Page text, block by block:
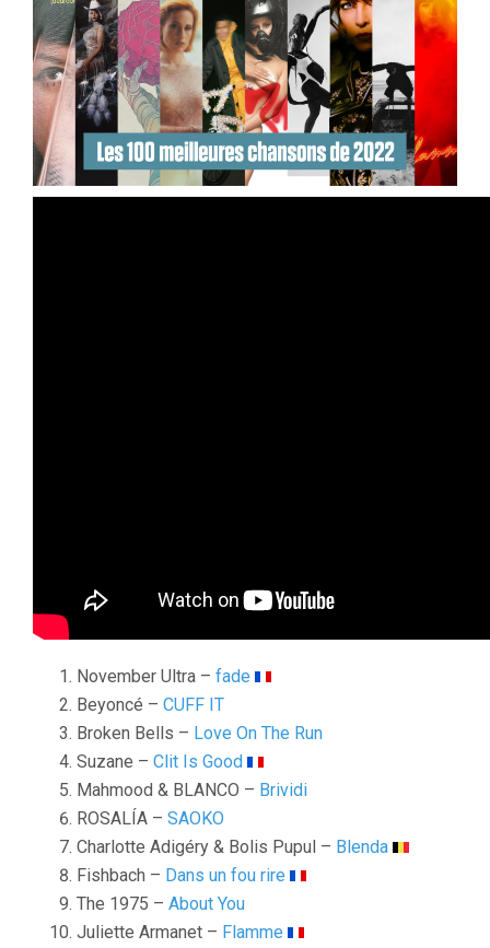
November Ultra – fade
Beyoncé – CUFF IT
Broken Bells – Love On The Run
Suzane – Clit Is Good
Mahmood & BLANCO – Brividi
ROSALÍA – SAOKO
Charlotte Adigéry & Bolis Pupul – Blenda
Fishbach – Dans un fou rire
The 1975 – About You
Juliette Armanet – Flamme